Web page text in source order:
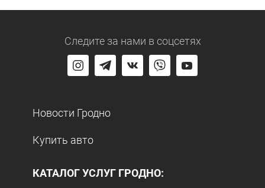
Следите за нами в соцсетях
Новости Гродно
Купить авто
КАТАЛОГ УСЛУГ ГРОДНО: